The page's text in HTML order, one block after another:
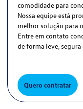
comodidade para
Nossa equipe está
melhor solução para
Entre em contato
de forma leve, segura
Quero contratar